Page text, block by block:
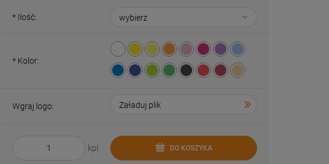
* Ilość:
* Kolor:
Wgraj logo:
kpl DO KOSZYKA